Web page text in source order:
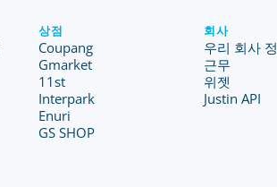
상점
Coupang
Gmarket
11st
Interpark
Enuri
GS SHOP
회사
우리 회사
근무
위젯
Justin API